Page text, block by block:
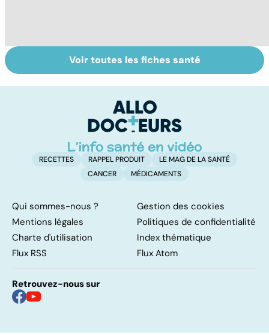
Comment tenir
ses bonnes
Les méthodes
qui fonctionnent
arrêter de fumer
!
Voir toutes les fiches santé
RECETTES RAPPEL PRODUIT
LE MAG DE LA SANTÉ
CANCER
MÉDICAMENTS
Qui sommes-nous ?
Gestion des cookies
Mentions légales
Politiques de confidentialité
Charte d'utilisation
Index thématique
Flux RSS
Flux Atom
Retrouvez-nous sur